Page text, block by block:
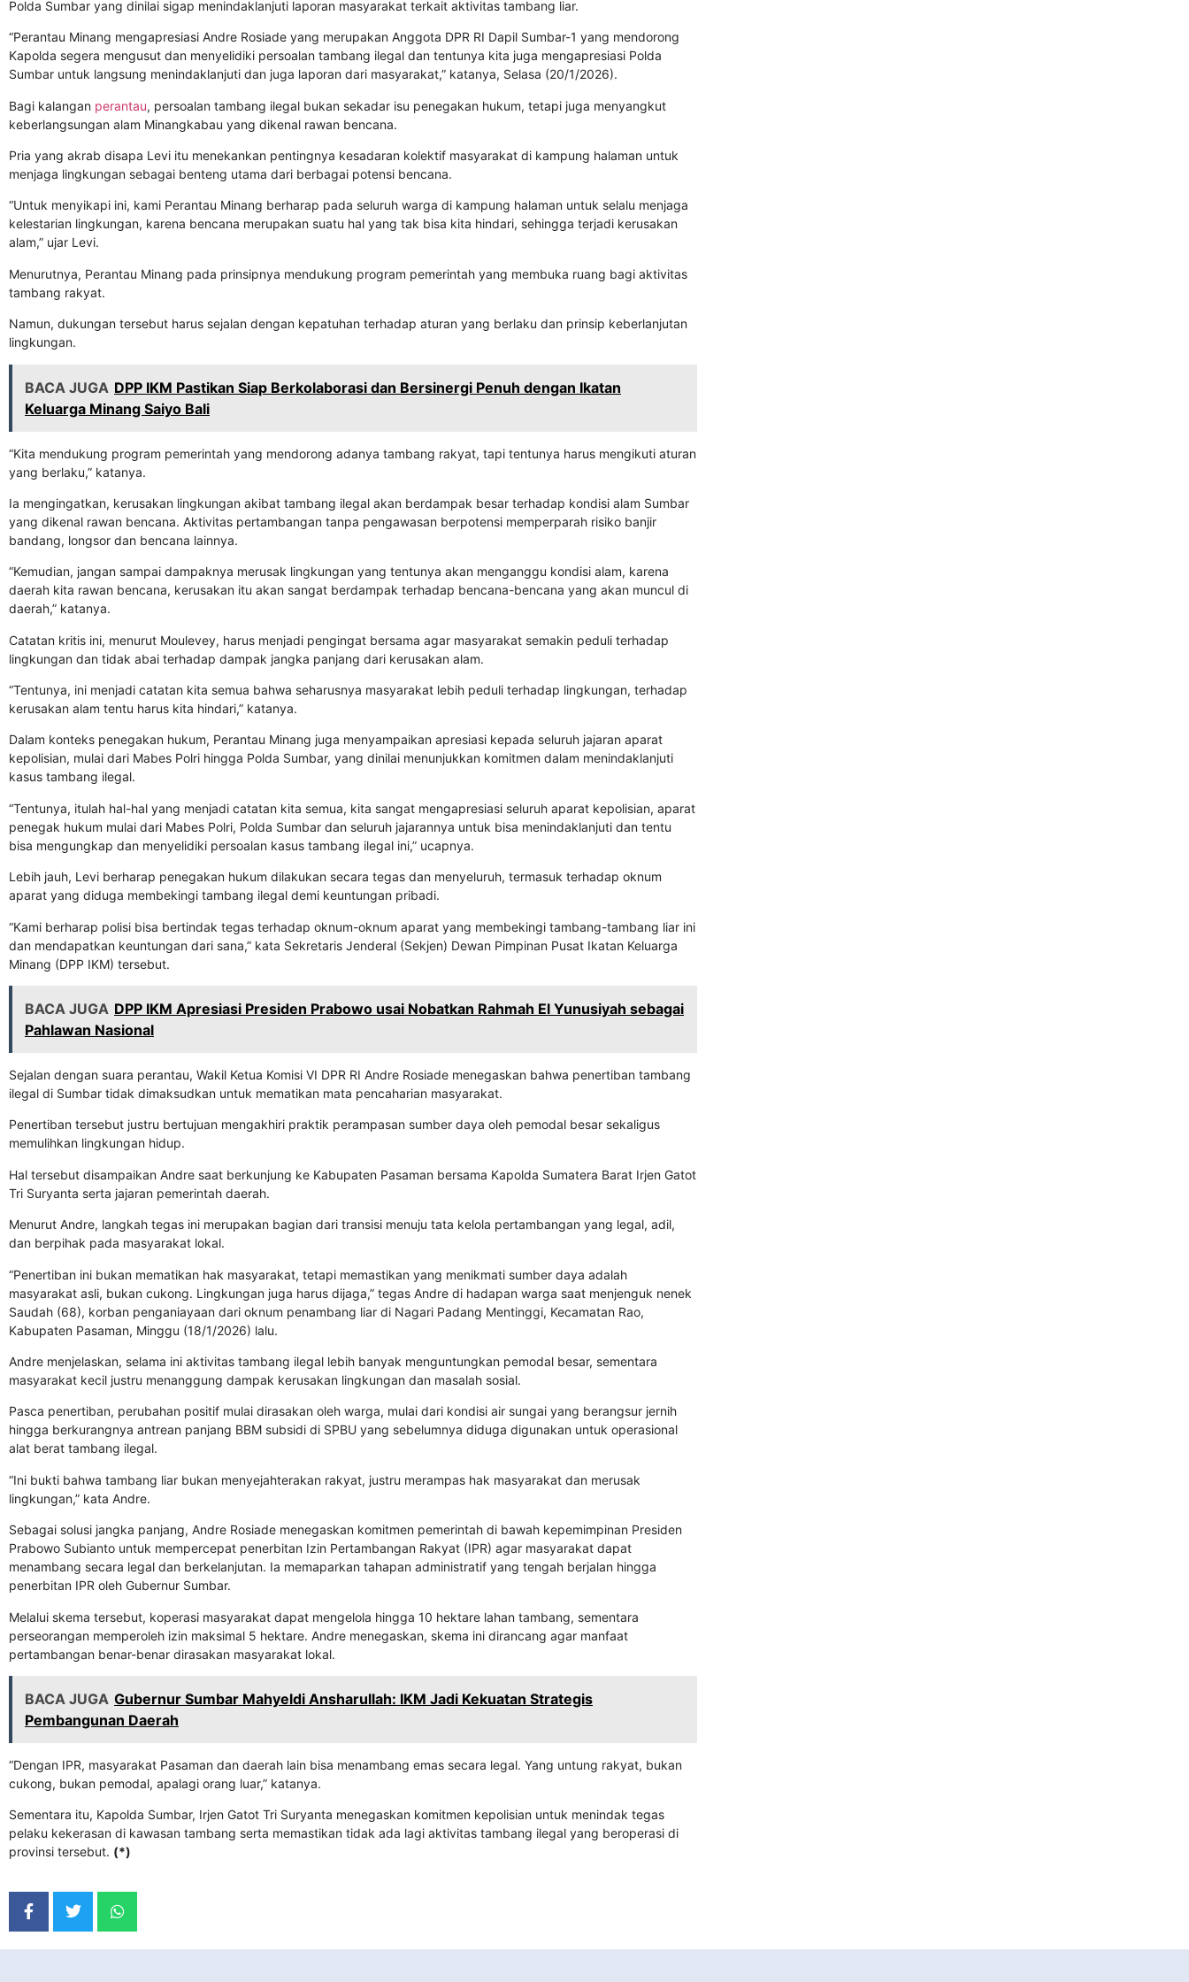
Polda Sumbar yang dinilai sigap menindaklanjuti laporan masyarakat terkait aktivitas tambang liar.
“Perantau Minang mengapresiasi Andre Rosiade yang merupakan Anggota DPR RI Dapil Sumbar-1 yang mendorong
Kapolda segera mengusut dan menyelidiki persoalan tambang ilegal dan tentunya kita juga mengapresiasi Polda
Sumbar untuk langsung menindaklanjuti dan juga laporan dari masyarakat,” katanya, Selasa (20/1/2026).
Bagi kalangan perantau, persoalan tambang ilegal bukan sekadar isu penegakan hukum, tetapi juga menyangkut
keberlangsungan alam Minangkabau yang dikenal rawan bencana.
Pria yang akrab disapa Levi itu menekankan pentingnya kesadaran kolektif masyarakat di kampung halaman untuk
menjaga lingkungan sebagai benteng utama dari berbagai potensi bencana.
“Untuk menyikapi ini, kami Perantau Minang berharap pada seluruh warga di kampung halaman untuk selalu menjaga
kelestarian lingkungan, karena bencana merupakan suatu hal yang tak bisa kita hindari, sehingga terjadi kerusakan
alam,” ujar Levi.
Menurutnya, Perantau Minang pada prinsipnya mendukung program pemerintah yang membuka ruang bagi aktivitas
tambang rakyat.
Namun, dukungan tersebut harus sejalan dengan kepatuhan terhadap aturan yang berlaku dan prinsip keberlanjutan
lingkungan.
BACA JUGA DPP IKM Pastikan Siap Berkolaborasi dan Bersinergi Penuh dengan Ikatan
Keluarga Minang Saiyo Bali
“Kita mendukung program pemerintah yang mendorong adanya tambang rakyat, tapi tentunya harus mengikuti aturan
yang berlaku,” katanya.
Ia mengingatkan, kerusakan lingkungan akibat tambang ilegal akan berdampak besar terhadap kondisi alam Sumbar
yang dikenal rawan bencana. Aktivitas pertambangan tanpa pengawasan berpotensi memperparah risiko banjir
bandang, longsor dan bencana lainnya.
“Kemudian, jangan sampai dampaknya merusak lingkungan yang tentunya akan menganggu kondisi alam, karena
daerah kita rawan bencana, kerusakan itu akan sangat berdampak terhadap bencana-bencana yang akan muncul di
daerah,” katanya.
Catatan kritis ini, menurut Moulevey, harus menjadi pengingat bersama agar masyarakat semakin peduli terhadap
lingkungan dan tidak abai terhadap dampak jangka panjang dari kerusakan alam.
“Tentunya, ini menjadi catatan kita semua bahwa seharusnya masyarakat lebih peduli terhadap lingkungan, terhadap
kerusakan alam tentu harus kita hindari,” katanya.
Dalam konteks penegakan hukum, Perantau Minang juga menyampaikan apresiasi kepada seluruh jajaran aparat
kepolisian, mulai dari Mabes Polri hingga Polda Sumbar, yang dinilai menunjukkan komitmen dalam menindaklanjuti
kasus tambang ilegal.
“Tentunya, itulah hal-hal yang menjadi catatan kita semua, kita sangat mengapresiasi seluruh aparat kepolisian, aparat
penegak hukum mulai dari Mabes Polri, Polda Sumbar dan seluruh jajarannya untuk bisa menindaklanjuti dan tentu
bisa mengungkap dan menyelidiki persoalan kasus tambang ilegal ini,” ucapnya.
Lebih jauh, Levi berharap penegakan hukum dilakukan secara tegas dan menyeluruh, termasuk terhadap oknum
aparat yang diduga membekingi tambang ilegal demi keuntungan pribadi.
“Kami berharap polisi bisa bertindak tegas terhadap oknum-oknum aparat yang membekingi tambang-tambang liar ini
dan mendapatkan keuntungan dari sana,” kata Sekretaris Jenderal (Sekjen) Dewan Pimpinan Pusat Ikatan Keluarga
Minang (DPP IKM) tersebut.
BACA JUGA DPP IKM Apresiasi Presiden Prabowo usai Nobatkan Rahmah El Yunusiyah sebagai
Pahlawan Nasional
Sejalan dengan suara perantau, Wakil Ketua Komisi VI DPR RI Andre Rosiade menegaskan bahwa penertiban tambang
ilegal di Sumbar tidak dimaksudkan untuk mematikan mata pencaharian masyarakat.
Penertiban tersebut justru bertujuan mengakhiri praktik perampasan sumber daya oleh pemodal besar sekaligus
memulihkan lingkungan hidup.
Hal tersebut disampaikan Andre saat berkunjung ke Kabupaten Pasaman bersama Kapolda Sumatera Barat Irjen Gatot
Tri Suryanta serta jajaran pemerintah daerah.
Menurut Andre, langkah tegas ini merupakan bagian dari transisi menuju tata kelola pertambangan yang legal, adil,
dan berpihak pada masyarakat lokal.
“Penertiban ini bukan mematikan hak masyarakat, tetapi memastikan yang menikmati sumber daya adalah
masyarakat asli, bukan cukong. Lingkungan juga harus dijaga,” tegas Andre di hadapan warga saat menjenguk nenek
Saudah (68), korban penganiayaan dari oknum penambang liar di Nagari Padang Mentinggi, Kecamatan Rao,
Kabupaten Pasaman, Minggu (18/1/2026) lalu.
Andre menjelaskan, selama ini aktivitas tambang ilegal lebih banyak menguntungkan pemodal besar, sementara
masyarakat kecil justru menanggung dampak kerusakan lingkungan dan masalah sosial.
Pasca penertiban, perubahan positif mulai dirasakan oleh warga, mulai dari kondisi air sungai yang berangsur jernih
hingga berkurangnya antrean panjang BBM subsidi di SPBU yang sebelumnya diduga digunakan untuk operasional
alat berat tambang ilegal.
“Ini bukti bahwa tambang liar bukan menyejahterakan rakyat, justru merampas hak masyarakat dan merusak
lingkungan,” kata Andre.
Sebagai solusi jangka panjang, Andre Rosiade menegaskan komitmen pemerintah di bawah kepemimpinan Presiden
Prabowo Subianto untuk mempercepat penerbitan Izin Pertambangan Rakyat (IPR) agar masyarakat dapat
menambang secara legal dan berkelanjutan. Ia memaparkan tahapan administratif yang tengah berjalan hingga
penerbitan IPR oleh Gubernur Sumbar.
Melalui skema tersebut, koperasi masyarakat dapat mengelola hingga 10 hektare lahan tambang, sementara
perseorangan memperoleh izin maksimal 5 hektare. Andre menegaskan, skema ini dirancang agar manfaat
pertambangan benar-benar dirasakan masyarakat lokal.
BACA JUGA Gubernur Sumbar Mahyeldi Ansharullah: IKM Jadi Kekuatan Strategis
Pembangunan Daerah
“Dengan IPR, masyarakat Pasaman dan daerah lain bisa menambang emas secara legal. Yang untung rakyat, bukan
cukong, bukan pemodal, apalagi orang luar,” katanya.
Sementara itu, Kapolda Sumbar, Irjen Gatot Tri Suryanta menegaskan komitmen kepolisian untuk menindak tegas
pelaku kekerasan di kawasan tambang serta memastikan tidak ada lagi aktivitas tambang ilegal yang beroperasi di
provinsi tersebut. (*)